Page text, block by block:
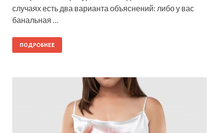
случаях есть два варианта объяснений: либо у вас
банальная …
ПОДРОБНЕЕ